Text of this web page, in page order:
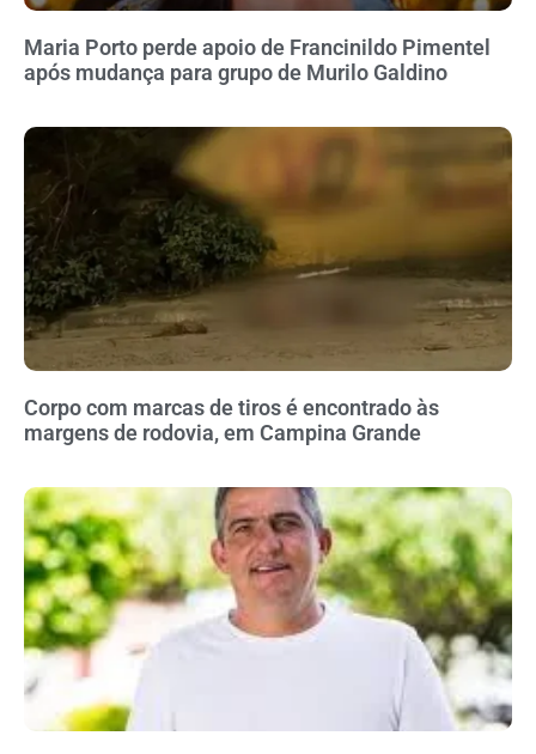
Maria Porto perde apoio de Francinildo Pimentel
após mudança para grupo de Murilo Galdino
Corpo com marcas de tiros é encontrado às
margens de rodovia, em Campina Grande